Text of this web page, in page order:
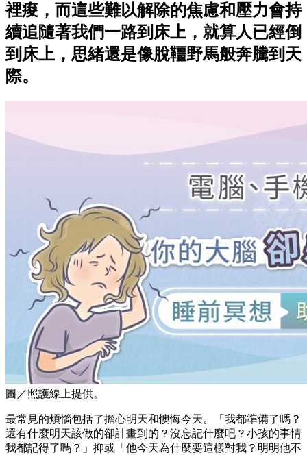
裡痠，而這些難以解除的焦慮和壓力會持
續追隨著我們一路到床上，就算人已經倒
到床上，思緒還是像脫韁野馬般奔騰到天
際。
圖／照護線上提供。
最常見的煩惱包括了擔心明天和懊悔今天。「我都準備了嗎？
還有什麼明天該做的卻計畫到的？沒忘記什麼吧？小孩的事情
我都記得了嗎？」抑或「他今天為什麼要這樣對我？明明他不